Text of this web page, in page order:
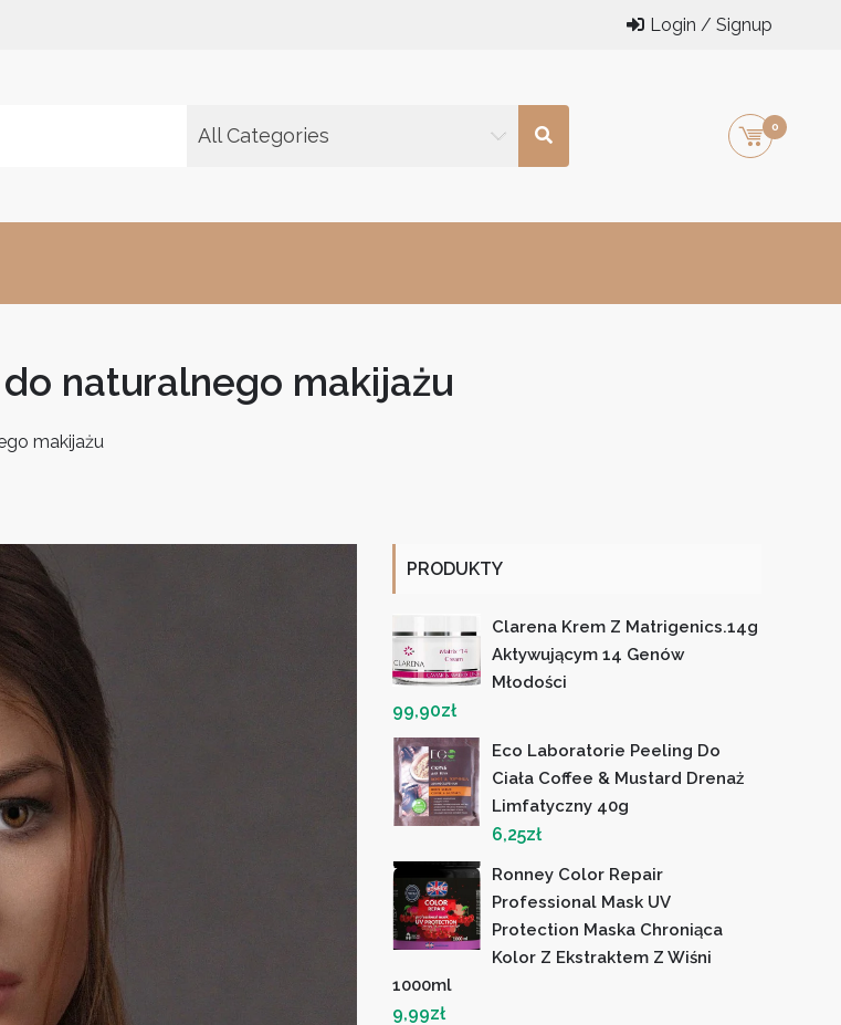
Login / Signup
All Categories 0
naturalnego makijażu
makijażu
PRODUKTY
Clarena Krem Z Matrigenics.14g
Aktywującym 14 Genów
Młodości
99,90zł
Eco Laboratorie Peeling Do
Ciała Coffee & Mustard Drenaż
Limfatyczny 40g
6,25zł
Ronney Color Repair
Professional Mask UV
Protection Maska Chroniąca
Kolor Z Ekstraktem Z Wiśni
1000ml
9,99zł